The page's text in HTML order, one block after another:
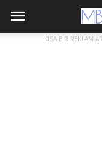
KISA BİR REKLAM